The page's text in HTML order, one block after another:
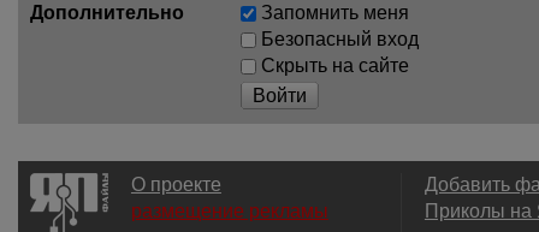
Дополнительно
Запомнить меня
Безопасный вход
Скрыть на сайте
Войти
О проекте
размещение рекламы
Добавить
Приколы